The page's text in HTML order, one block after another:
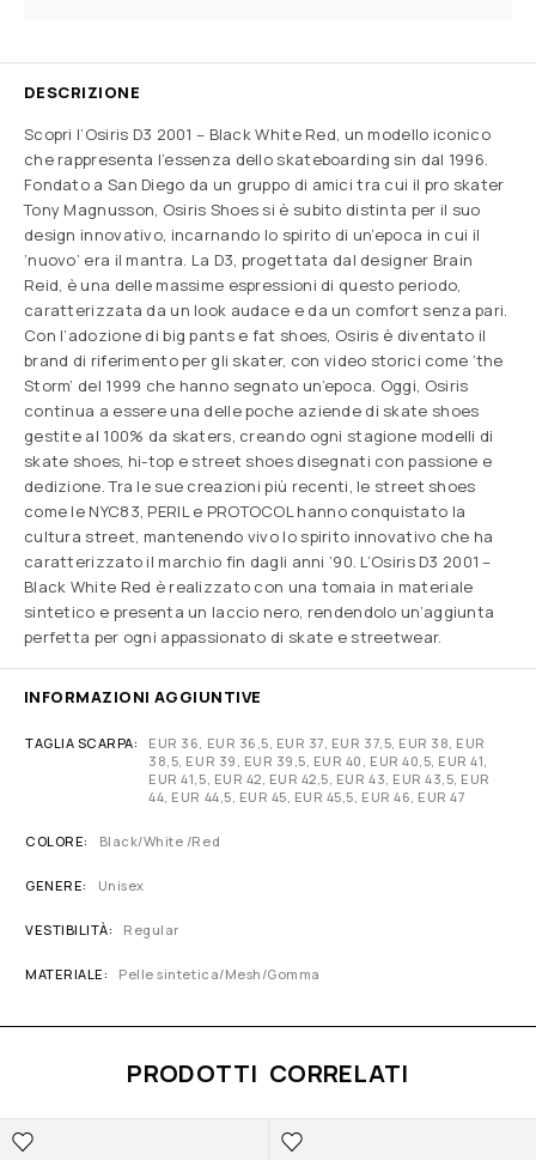
DESCRIZIONE
Scopri l’Osiris D3 2001 – Black White Red, un modello iconico
che rappresenta l’essenza dello skateboarding sin dal 1996.
Fondato a San Diego da un gruppo di amici tra cui il pro skater
Tony Magnusson, Osiris Shoes si è subito distinta per il suo
design innovativo, incarnando lo spirito di un’epoca in cui il
‘nuovo’ era il mantra. La D3, progettata dal designer Brain
Reid, è una delle massime espressioni di questo periodo,
caratterizzata da un look audace e da un comfort senza pari.
Con l’adozione di big pants e fat shoes, Osiris è diventato il
brand di riferimento per gli skater, con video storici come ‘the
Storm’ del 1999 che hanno segnato un’epoca. Oggi, Osiris
continua a essere una delle poche aziende di skate shoes
gestite al 100% da skaters, creando ogni stagione modelli di
skate shoes, hi-top e street shoes disegnati con passione e
dedizione. Tra le sue creazioni più recenti, le street shoes
come le NYC83, PERIL e PROTOCOL hanno conquistato la
cultura street, mantenendo vivo lo spirito innovativo che ha
caratterizzato il marchio fin dagli anni ’90. L’Osiris D3 2001 –
Black White Red è realizzato con una tomaia in materiale
sintetico e presenta un laccio nero, rendendolo un’aggiunta
perfetta per ogni appassionato di skate e streetwear.
INFORMAZIONI AGGIUNTIVE
TAGLIA SCARPA
EUR 36, EUR 36,5, EUR 37, EUR 37,5, EUR 38, EUR
38,5, EUR 39, EUR 39,5, EUR 40, EUR 40,5, EUR 41,
EUR 41,5, EUR 42, EUR 42,5, EUR 43, EUR 43,5, EUR
44, EUR 44,5, EUR 45, EUR 45,5, EUR 46, EUR 47
COLORE Black/White /Red
GENERE Unisex
VESTIBILITÀ Regular
MATERIALE Pelle sintetica/Mesh/Gomma
PRODOTTI CORRELATI